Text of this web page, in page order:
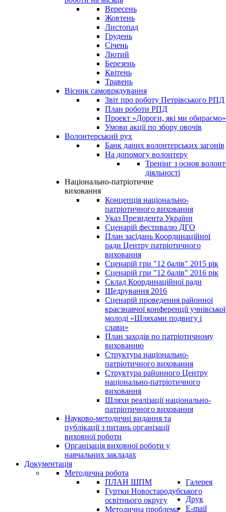
Вересень
Жовтень
Листопад
Грудень
Січень
Лютий
Березень
Квітень
Травень
Вісник самоврядування
Звіт про роботу Петрівського РПД
План роботи РПД
Проект «Дороги, які ми обираємо»
Умови акції по збору овочів
Волонтерський рух
Банк даних волонтерських загонів
На допомогу волонтеру
Тренінг з основ
діяльності
Національно-патріотичне
виховання
Концепція національно-
патріотичного виховання
Указ Президента України
Сценарій фестивалю ДГО
План засідань Координаційної
ради Центру патріотичного
виховання
Сценарій гри "12 балів" 2015 рік
Сценарій гри "12 балів" 2016 рік
Склад Координаційної ради
Щедрування 2016
Сценарій проведення районної
краєзнавчої конференції учнівської
молоді «Шляхами подвигу і
слави»
План заходів по патріотичному
вихованню
Структура національно-
патріотичного виховання
Структура районного Центру
національно-патріотичного
виховання
Шляхи реалізації національно-
патріотичного виховання
Науково-методичні видання та
публікації з питань організації
виховної роботи
Організація виховної роботи у
навчальних закладах
Документація
Методична робота
ПЛАН ШПМ
Гуртки Новостародубського
освітнього округу
Методична проблема
Галерея
Друк
E-mail